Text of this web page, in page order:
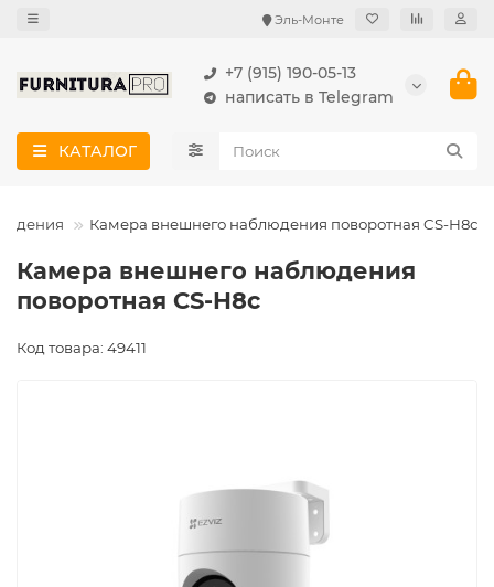
Эль-Монте
+7 (915) 190-05-13
написать в Telegram
КАТАЛОГ
Камера внешнего наблюдения поворотная CS-H8с
Камера внешнего наблюдения
поворотная CS-H8с
Код товара: 49411